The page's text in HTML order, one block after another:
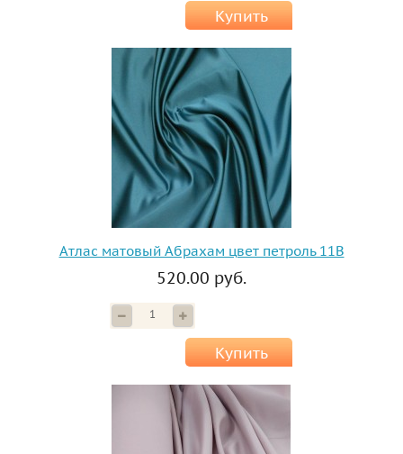
Купить
Атлас матовый Абрахам цвет петроль 11B
520.00 руб.
Купить